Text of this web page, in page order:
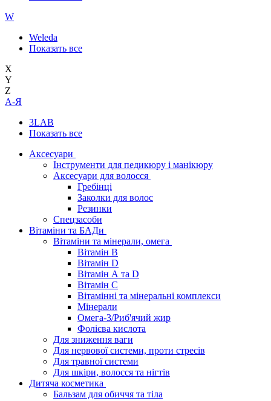
W
Weleda
Показать все
X
Y
Z
А-Я
3LAB
Показать все
Аксесуари
Інструменти для педикюру і манікюру
Аксесуари для волосся
Гребінці
Заколки для волос
Резинки
Спецзасоби
Вітаміни та БАДи
Вітаміни та мінерали, омега
Вітамін B
Вітамін D
Вітамін А та D
Вітамін С
Вітамінні та мінеральні комплекси
Мінерали
Омега-3/Риб'ячий жир
Фолієва кислота
Для зниження ваги
Для нервової системи, проти стресів
Для травної системи
Для шкіри, волосся та нігтів
Дитяча косметика
Бальзам для обиччя та тіла